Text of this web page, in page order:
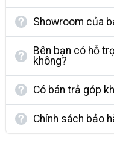
Showroom của
Bên bạn có hỗ
không?
Có bán trả góp
Chính sách bảo